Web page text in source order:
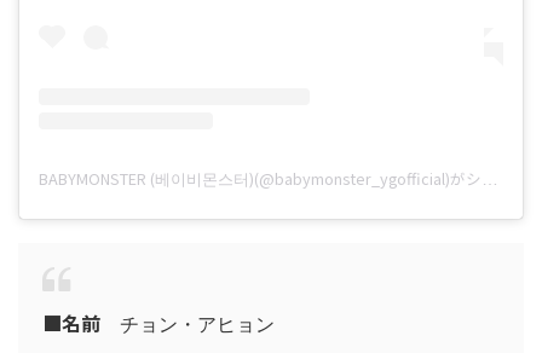
■名前 チョン・アヒョン